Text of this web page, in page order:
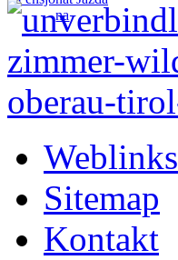
Weblinks
Sitemap
Kontakt